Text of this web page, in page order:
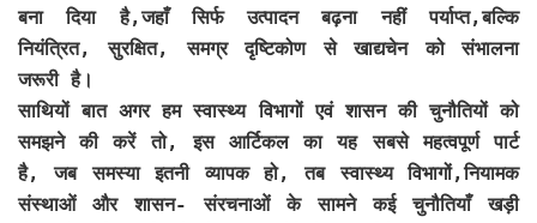
बना दिया है,जहाँ सिर्फ उत्पादन बढ़ना नहीं पर्याप्त,बल्कि
नियंत्रित, सुरक्षित, समग्र दृष्टिकोण से खाद्यचेन को संभालना
जरूरी है।
साथियों बात अगर हम स्वास्थ्य विभागों एवं शासन की चुनौतियों को
समझने की करें तो, इस आर्टिकल का यह सबसे महत्वपूर्ण पार्ट
है, जब समस्या इतनी व्यापक हो, तब स्वास्थ्य विभागों,नियामक
संस्थाओं और शासन- संरचनाओं के सामने कई चुनौतियाँ खड़ी